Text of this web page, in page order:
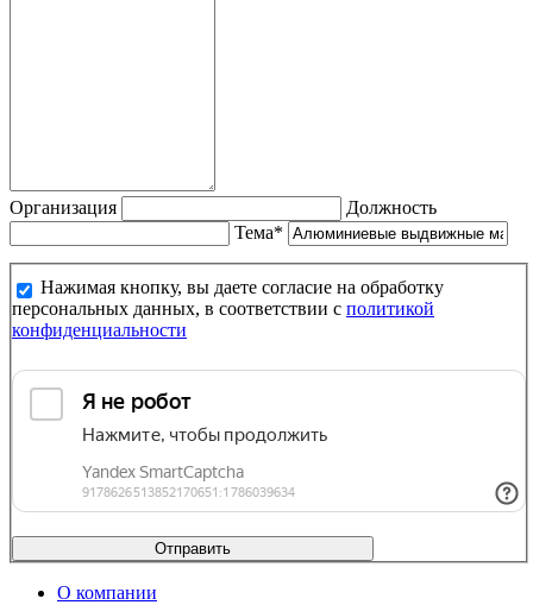
Организация
Должность
Тема*
Нажимая кнопку, вы даете согласие на обработку
персональных данных, в соответствии с политикой
конфиденциальности
Отправить
О компании